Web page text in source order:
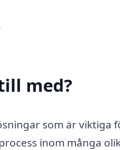
med?
som är viktiga
inom många